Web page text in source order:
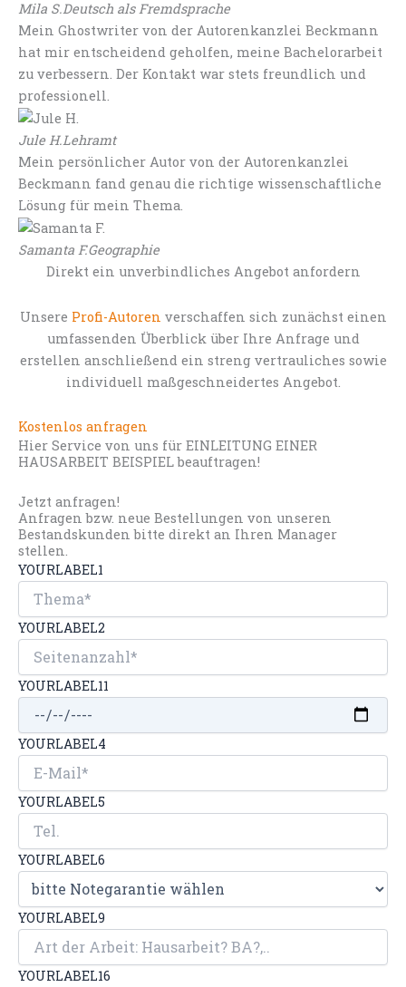
Mila S.Deutsch als Fremdsprache
Mein Ghostwriter von der Autorenkanzlei Beckmann
hat mir entscheidend geholfen, meine Bachelorarbeit
zu verbessern. Der Kontakt war stets freundlich und
professionell.
Jule H.Lehramt
Mein persönlicher Autor von der Autorenkanzlei
Beckmann fand genau die richtige wissenschaftliche
Lösung für mein Thema.
Samanta F.Geographie
Direkt ein unverbindliches Angebot anfordern
Unsere Profi-Autoren verschaffen sich zunächst einen
umfassenden Überblick über Ihre Anfrage und
erstellen anschließend ein streng vertrauliches sowie
individuell maßgeschneidertes Angebot.
Kostenlos anfragen
Hier Service von uns für EINLEITUNG EINER
HAUSARBEIT BEISPIEL beauftragen!
Jetzt anfragen!
Anfragen bzw. neue Bestellungen von unseren
Bestandskunden bitte direkt an Ihren Manager
stellen.
YOURLABEL1
YOURLABEL2
YOURLABEL11
YOURLABEL4
YOURLABEL5
YOURLABEL6
YOURLABEL9
YOURLABEL16